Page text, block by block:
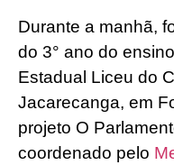
Durante a manhã,
do 3° ano do
Estadual Liceu do
Jacarecanga, em
projeto O
coordenado pelo